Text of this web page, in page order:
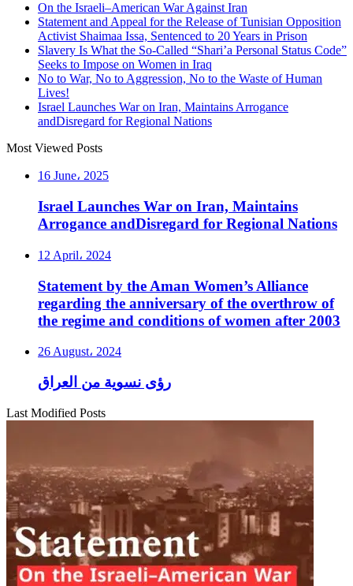
On the Israeli–American War Against Iran
Statement and Appeal for the Release of Tunisian Opposition
Activist Shaimaa Issa, Sentenced to 20 Years in Prison
Slavery Is What the So-Called “Shari’a Personal Status Code”
Seeks to Impose on Women in Iraq
No to War, No to Aggression, No to the Waste of Human
Lives!
Israel Launches War on Iran, Maintains Arrogance
andDisregard for Regional Nations
Most Viewed Posts
16 June، 2025
Israel Launches War on Iran, Maintains
Arrogance andDisregard for Regional Nations
12 April، 2024
Statement by the Aman Women’s Alliance
regarding the anniversary of the overthrow of
the regime and conditions of women after 2003
26 August، 2024
رؤى نسوية من العراق
Last Modified Posts